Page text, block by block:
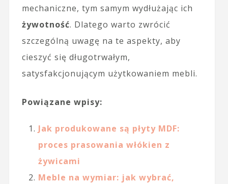
mechaniczne, tym samym wydłużając ich
żywotność. Dlatego warto zwrócić
szczególną uwagę na te aspekty, aby
cieszyć się długotrwałym,
satysfakcjonującym użytkowaniem mebli.
Powiązane wpisy:
Jak produkowane są płyty MDF:
proces prasowania włókien z
żywicami
Meble na wymiar: jak wybrać,